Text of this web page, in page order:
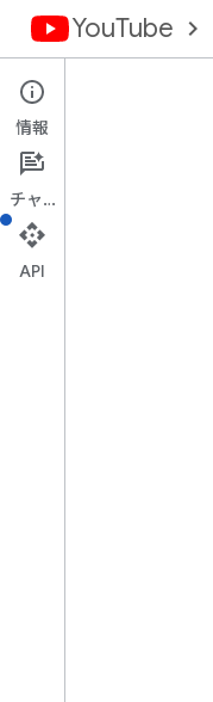
YouTube
リソースの概要
ライブ配信
情報
チャット
API